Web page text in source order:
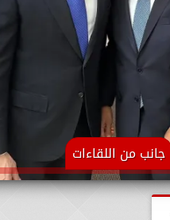
جانب من اللقاءات